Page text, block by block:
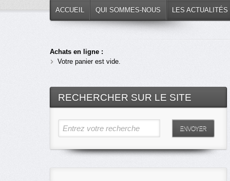
ACCUEIL QUI SOMMES-NOUS LES ACTUALITÉS
Achats en ligne :
Votre panier est vide.
RECHERCHER SUR LE SITE
Entrez votre recherche ENVOYER